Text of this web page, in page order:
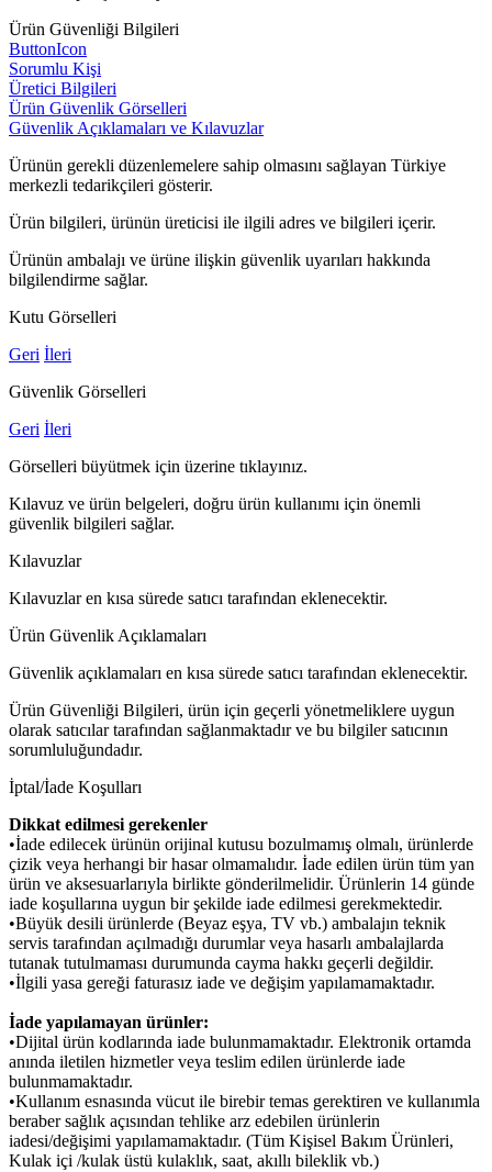
Ürün Güvenliği Bilgileri
ButtonIcon
Sorumlu Kişi
Üretici Bilgileri
Ürün Güvenlik Görselleri
Güvenlik Açıklamaları ve Kılavuzlar
Ürünün gerekli düzenlemelere sahip olmasını sağlayan Türkiye
merkezli tedarikçileri gösterir.
Ürün bilgileri, ürünün üreticisi ile ilgili adres ve bilgileri içerir.
Ürünün ambalajı ve ürüne ilişkin güvenlik uyarıları hakkında
bilgilendirme sağlar.
Kutu Görselleri
Geri İleri
Güvenlik Görselleri
Geri İleri
Görselleri büyütmek için üzerine tıklayınız.
Kılavuz ve ürün belgeleri, doğru ürün kullanımı için önemli
güvenlik bilgileri sağlar.
Kılavuzlar
Kılavuzlar en kısa sürede satıcı tarafından eklenecektir.
Ürün Güvenlik Açıklamaları
Güvenlik açıklamaları en kısa sürede satıcı tarafından eklenecektir.
Ürün Güvenliği Bilgileri, ürün için geçerli yönetmeliklere uygun
olarak satıcılar tarafından sağlanmaktadır ve bu bilgiler satıcının
sorumluluğundadır.
İptal/İade Koşulları
Dikkat edilmesi gerekenler
•İade edilecek ürünün orijinal kutusu bozulmamış olmalı, ürünlerde
çizik veya herhangi bir hasar olmamalıdır. İade edilen ürün tüm yan
ürün ve aksesuarlarıyla birlikte gönderilmelidir. Ürünlerin 14 günde
iade koşullarına uygun bir şekilde iade edilmesi gerekmektedir.
•Büyük desili ürünlerde (Beyaz eşya, TV vb.) ambalajın teknik
servis tarafından açılmadığı durumlar veya hasarlı ambalajlarda
tutanak tutulmaması durumunda cayma hakkı geçerli değildir.
•İlgili yasa gereği faturasız iade ve değişim yapılamamaktadır.
İade yapılamayan ürünler:
•Dijital ürün kodlarında iade bulunmamaktadır. Elektronik ortamda
anında iletilen hizmetler veya teslim edilen ürünlerde iade
bulunmamaktadır.
•Kullanım esnasında vücut ile birebir temas gerektiren ve kullanımla
beraber sağlık açısından tehlike arz edebilen ürünlerin
iadesi/değişimi yapılamamaktadır. (Tüm Kişisel Bakım Ürünleri,
Kulak içi /kulak üstü kulaklık, saat, akıllı bileklik vb.)